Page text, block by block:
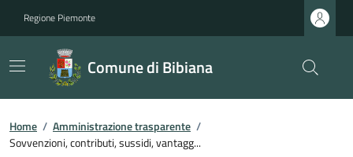
Regione Piemonte
Comune di Bibiana
Home / Amministrazione trasparente /
Sovvenzioni, contributi, sussidi, vantagg...